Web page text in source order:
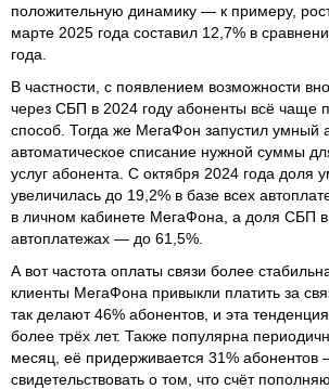
положительную динамику — к примеру,
марте 2025 года составил 12,7% в
года.
В частности, с появлением возможности
через СБП в 2024 году абоненты всё чаще
способ. Тогда же МегаФон запустил умный
автоматическое списание нужной суммы
услуг абонента. С октября 2024 года доля
увеличилась до 19,2% в базе всех
в личном кабинете МегаФона, а доля СБП
автоплатежах — до 61,5%.
А вот частота оплаты связи более
клиенты МегаФона привыкли платить за
так делают 46% абонентов, и эта
более трёх лет. Также популярна
месяц, её придерживается 31% абонентов
свидетельствовать о том, что счёт